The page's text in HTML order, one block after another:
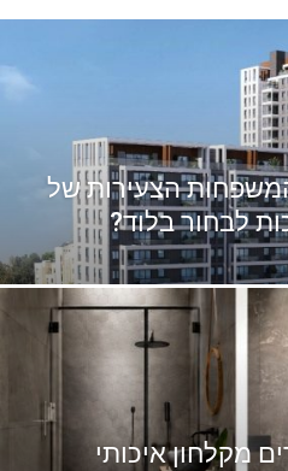
הצעירות של
לבחור בלוד?
מקלחון איכותי